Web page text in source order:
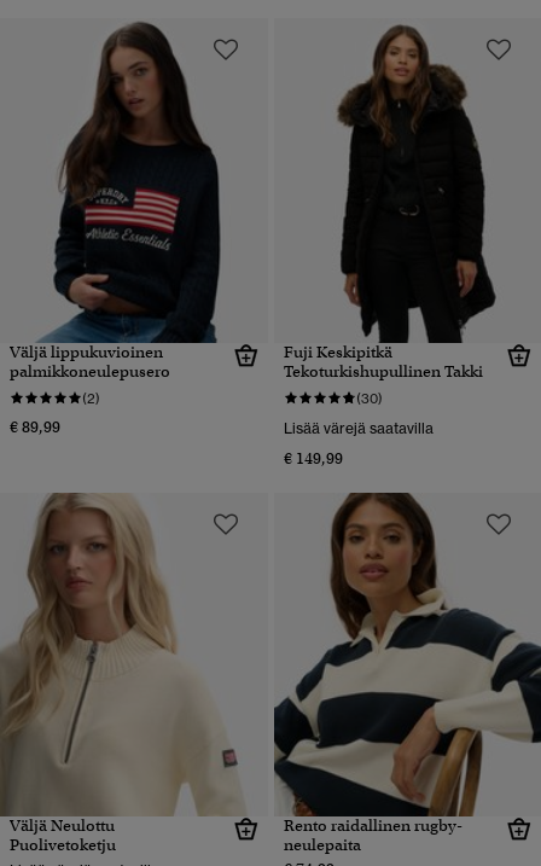
Väljä lippukuvioinen
palmikkoneulepusero
(2)
€ 89,99
Fuji Keskipitkä
Tekoturkishupullinen Takki
(30)
Lisää värejä saatavilla
€ 149,99
Väljä Neulottu
Puolivetoketju
Rento raidallinen rugby-
neulepaita